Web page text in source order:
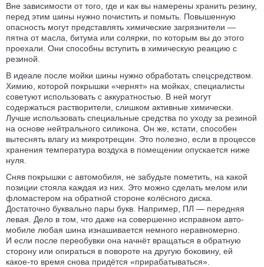
Вне зависимости от того, где и как вы намерены хранить резину,
перед этим шины нужно почистить и помыть. Повышенную
опасность могут пред­ставлять химические загряз­нители —
пятна от масла, битума или солярки, по которым вы до этого
проехали. Они способны вступить в химическую реакцию с
резиной.
В идеале после мойки шины нужно обработать спец­средством.
Химию, которой покрышки «чернят» на мойках, специалисты
советуют использовать с аккурат­ностью. В ней могут
содержаться растворители, слишком активные химически.
Лучше использовать специальные средства по уходу за резиной
на основе нейтрального силикона. Он же, кстати, способен
вытеснять влагу из микротрещин. Это полезно, если в процессе
хранения темпера­тура воздуха в помещении опускается ниже
нуля.
Сняв покрышки с автомобиля, не забудьте пометить, на какой
позиции стояла каждая из них. Это можно сделать мелом или
фломастером на обратной стороне колёсного диска.
Достаточно буквально пары букв. Например, ПЛ — передняя
левая. Дело в том, что даже на совер­шенно исправном авто­
мобиле любая шина изнаши­вается немного неравно­мерно.
И если после переобувки она начнёт вращаться в обратную
сторону или опираться в повороте на другую боковину, ей
какое-то время снова придётся «прирабаты­ваться».